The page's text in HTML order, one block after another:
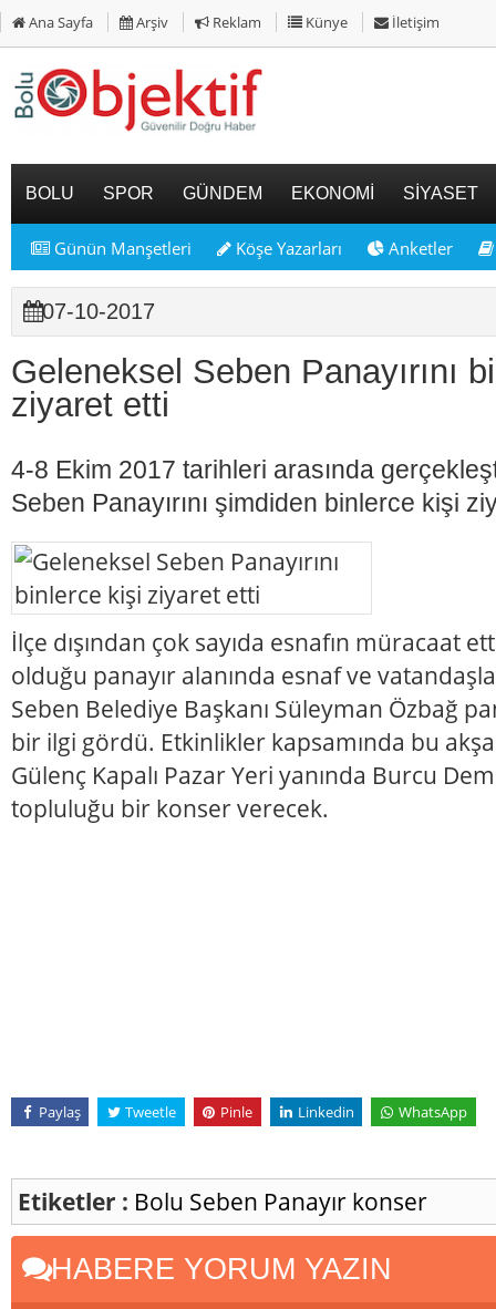
Ana Sayfa Arşiv Reklam Künye İletişim
BOLU SPOR GÜNDEM EKONOMİ SİYASET
Günün Manşetleri Köşe Yazarları Anketler
07-10-2017
Geleneksel Seben Panayırını
ziyaret etti
4-8 Ekim 2017 tarihleri arasında
Seben Panayırını şimdiden binlerce kişi
İlçe dışından çok sayıda esnafın müracaat
olduğu panayır alanında esnaf ve
Seben Belediye Başkanı Süleyman Özbağ
bir ilgi gördü. Etkinlikler kapsamında bu
Gülenç Kapalı Pazar Yeri yanında Burcu
topluluğu bir konser verecek.
Paylaş Tweetle Pinle Linkedin WhatsApp
Etiketler : Bolu Seben Panayır konser
HABERE YORUM YAZIN